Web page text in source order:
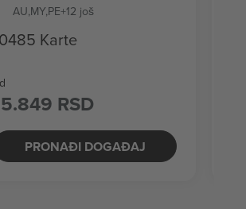
AU,MY,PE+12 još
Karte
RSD
PRONAĐI DOGAĐAJ